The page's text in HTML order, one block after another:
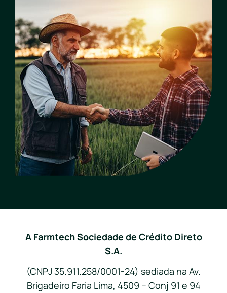
A Farmtech Sociedade de Crédito Direto
S.A.
(CNPJ 35.911.258/0001-24) sediada na Av.
Brigadeiro Faria Lima, 4509 – Conj 91 e 94